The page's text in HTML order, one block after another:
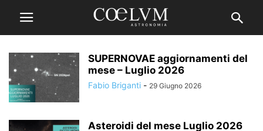
SUPERNOVAE aggiornamenti del
mese – Luglio 2026
Fabio Briganti - 29 Giugno 2026
Asteroidi del mese Luglio 2026